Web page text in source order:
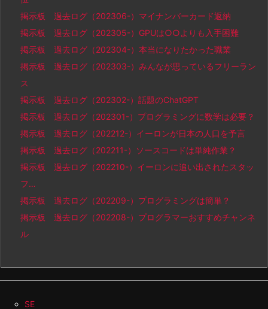
掲示板 過去ログ（202306-）マイナンバーカード返納
掲示板 過去ログ（202305-）GPUは○○よりも入手困難
掲示板 過去ログ（202304-）本当になりたかった職業
掲示板 過去ログ（202303-）みんなが思っているフリーラン
ス
掲示板 過去ログ（202302-）話題のChatGPT
掲示板 過去ログ（202301-）プログラミングに数学は必要？
掲示板 過去ログ（202212-）イーロンが日本の人口を予言
掲示板 過去ログ（202211-）ソースコードは単純作業？
掲示板 過去ログ（202210-）イーロンに追い出されたスタッ
フ…
掲示板 過去ログ（202209-）プログラミングは簡単？
掲示板 過去ログ（202208-）プログラマーおすすめチャンネ
ル
SE